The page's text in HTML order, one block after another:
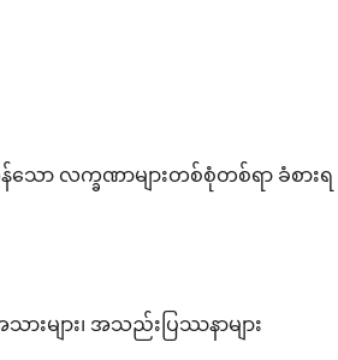
ာ လက္ခဏာများတစ်စုံတစ်ရာ ခံစားရ
ျား၊ အသည်းပြဿနာများ